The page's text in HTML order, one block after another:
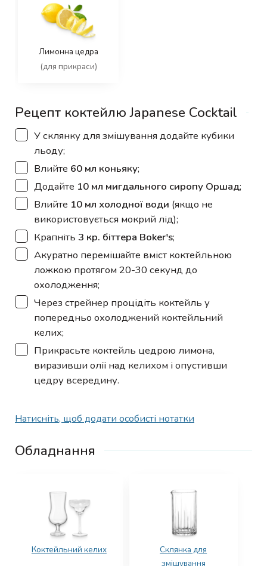
Лимонна цедра
(для прикраси)
Рецепт коктейлю Japanese Cocktail
▢
У склянку для змішування додайте кубики
льоду;
▢
Влийте 60 мл коньяку;
▢
Додайте 10 мл мигдального сиропу Оршад;
▢
Влийте 10 мл холодної води (якщо не
використовується мокрий лід);
▢
Крапніть 3 кр. біттера Boker's;
▢
Акуратно перемішайте вміст коктейльною
ложкою протягом 20-30 секунд до
охолодження;
▢
Через стрейнер процідіть коктейль у
попередньо охолоджений коктейльний
келих;
▢
Прикрасьте коктейль цедрою лимона,
виразивши олії над келихом і опустивши
цедру всередину.
Натисніть, щоб додати особисті нотатки
Обладнання
Коктейльний келих
Склянка для
змішування